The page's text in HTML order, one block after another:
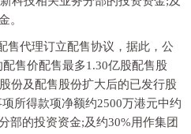
。
售代理订立配售协议，据此，公
售价配售最多1.30亿股配售股
份及配售股份扩大后的已发行股
所得款项净额约2500万港元中约
部的投资资金;及约30%用作集团